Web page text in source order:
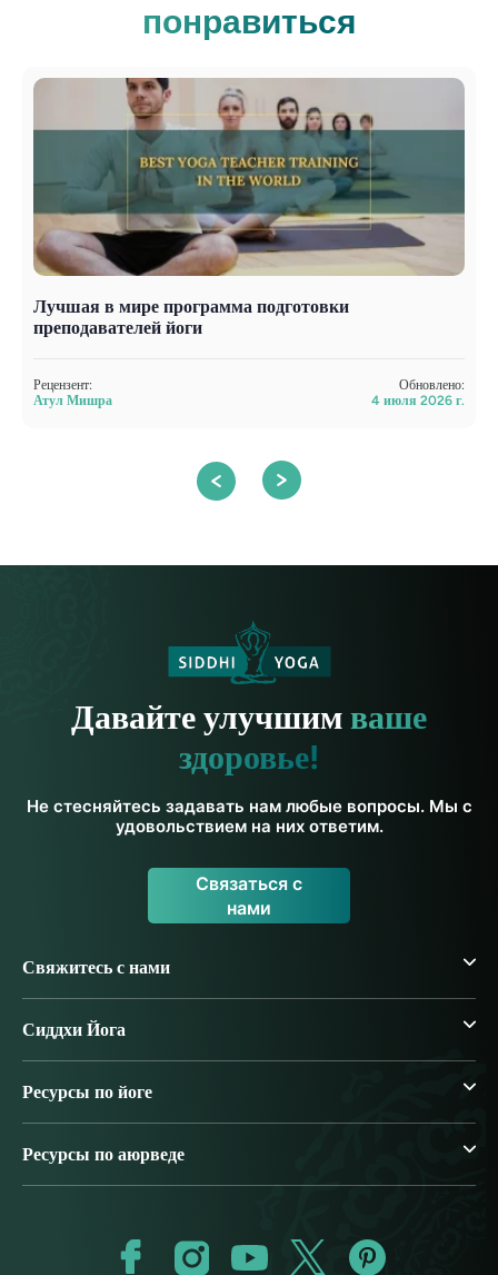
понравиться
Лучшая в мире программа подготовки
преподавателей йоги
Рецензент:
Атул Мишра
Обновлено:
4 июля 2026 г.
Давайте улучшимваше
здоровье!
Не стесняйтесь задавать нам любые вопросы. Мы с
удовольствием на них ответим.
Связаться с
нами
Свяжитесь с нами
Сиддхи Йога
Ресурсы по йоге
Ресурсы по аюрведе